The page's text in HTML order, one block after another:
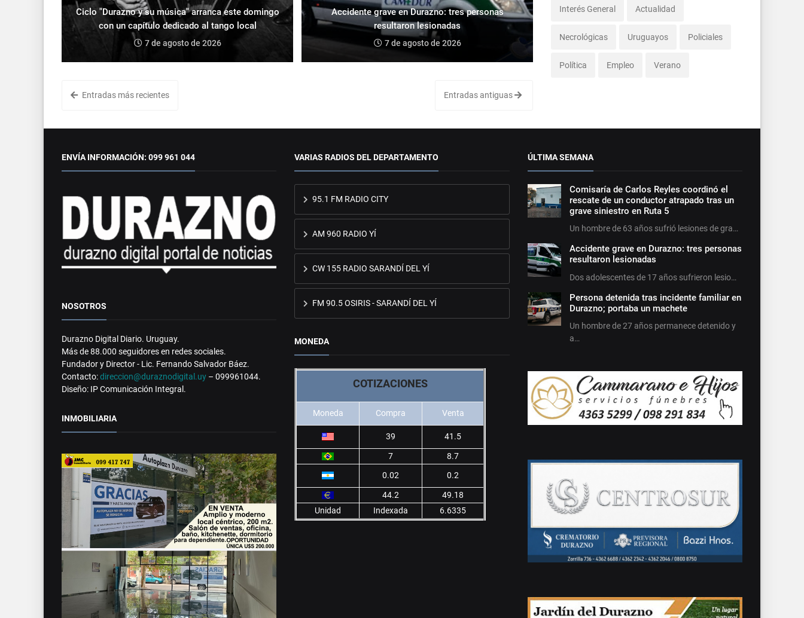
Ciclo "Durazno y su música" arranca este domingo
con un capítulo dedicado al tango local
7 de agosto de 2026
Accidente grave en Durazno: tres personas
resultaron lesionadas
7 de agosto de 2026
Entradas más recientes Entradas antiguas
Interés General Actualidad
Necrológicas Uruguayos Policiales
Política Empleo Verano
ENVÍA INFORMACIÓN: 099 961 044
NOSOTROS
Durazno Digital Diario. Uruguay.
Más de 88.000 seguidores en redes sociales.
Fundador y Director - Lic. Fernando Salvador Báez.
Contacto:direccion@duraznodigital.uy – 099961044.
Diseño: IP Comunicación Integral.
INMOBILIARIA
VARIAS RADIOS DEL DEPARTAMENTO
95.1 FM RADIO CITY
AM 960 RADIO YÍ
CW 155 RADIO SARANDÍ DEL YÍ
FM 90.5 OSIRIS - SARANDÍ DEL YÍ
MONEDA
COTIZACIONES
Moneda Compra Venta
39 41.5
7
8.7
0.02
0.2
44.2
49.18
Unidad
Indexada 6.6335
ÚLTIMA SEMANA
Comisaría de Carlos Reyles coordinó el
rescate de un conductor atrapado tras un
grave siniestro en Ruta 5
Un hombre de 63 años sufrió lesiones de gra…
Accidente grave en Durazno: tres personas
resultaron lesionadas
Dos adolescentes de 17 años sufrieron lesio…
Persona detenida tras incidente familiar en
Durazno; portaba un machete
Un hombre de 27 años permanece detenido y
a…